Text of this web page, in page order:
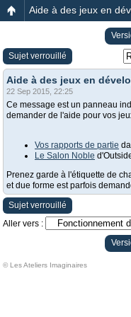
Aide à des jeux en
Sujet verrouillé
Aide à des jeux en
22 Sep 2015, 22:25
Ce message est un panneau
demander de l'aide pour vos
Vos rapports de partie
Le Salon Noble
Prenez garde à l'étiquette de
et due forme est parfois
Sujet verrouillé
Aller vers :
© Les Ateliers Imaginaires